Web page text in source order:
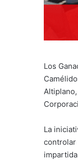
Los
La
controlar